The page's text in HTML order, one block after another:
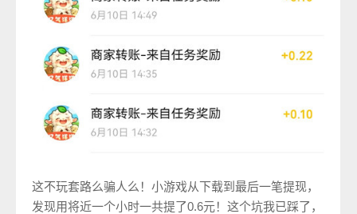
这不玩套路么骗人么！小游戏从下载到最后一笔提现，
发现用将近一个小时一共提了0.6元！这个坑我已踩了，